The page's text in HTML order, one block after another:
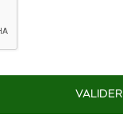
VALIDER